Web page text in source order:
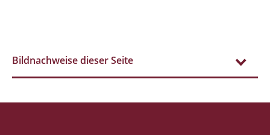
Bildnachweise dieser Seite